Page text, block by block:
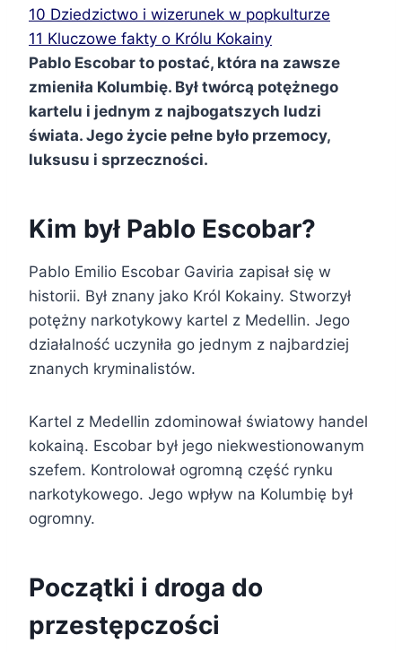
10 Dziedzictwo i wizerunek w popkulturze
11 Kluczowe fakty o Królu Kokainy
Pablo Escobar to postać, która na zawsze
zmieniła Kolumbię. Był twórcą potężnego
kartelu i jednym z najbogatszych ludzi
świata. Jego życie pełne było przemocy,
luksusu i sprzeczności.
Kim był Pablo Escobar?
Pablo Emilio Escobar Gaviria zapisał się w
historii. Był znany jako Król Kokainy. Stworzył
potężny narkotykowy kartel z Medellin. Jego
działalność uczyniła go jednym z najbardziej
znanych kryminalistów.
Kartel z Medellin zdominował światowy handel
kokainą. Escobar był jego niekwestionowanym
szefem. Kontrolował ogromną część rynku
narkotykowego. Jego wpływ na Kolumbię był
ogromny.
Początki i droga do
przestępczości